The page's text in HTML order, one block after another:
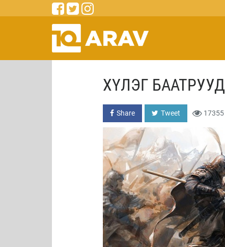
ХҮЛЭГ БААТРУУД
Share Tweet 17355